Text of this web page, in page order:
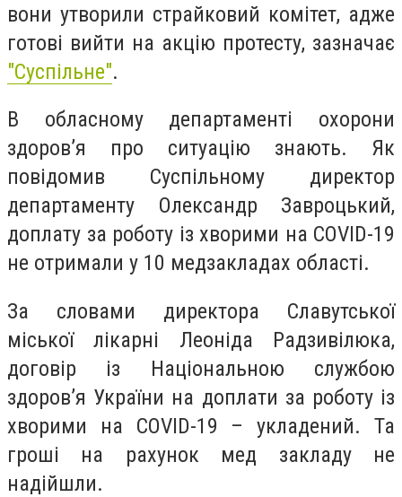
вони утворили страйковий комітет, адже
готові вийти на акцію протесту, зазначає
"Суспільне".
В обласному департаменті охорони
здоров’я про ситуацію знають. Як
повідомив Суспільному директор
департаменту Олександр Завроцький,
доплату за роботу із хворими на COVID-19
не отримали у 10 медзакладах області.
За словами директора Славутської
міської лікарні Леоніда Радзивілюка,
договір із Національною службою
здоров’я України на доплати за роботу із
хворими на COVID-19 – укладений. Та
гроші на рахунок мед закладу не
надійшли.